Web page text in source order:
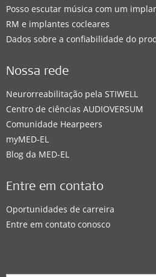
Posso escutar música com um
RM e implantes cocleares
Dados sobre a confiabilidade do
Nossa rede
Neurorreabilitação pela STIWELL
Centro de ciências AUDIOVERSUM
Comunidade Hearpeers
myMED‑EL
Blog da MED-EL
Entre em contato
Oportunidades de carreira
Entre em contato conosco